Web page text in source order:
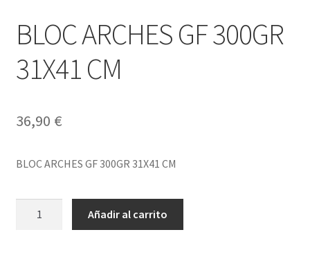
BLOC ARCHES GF 300GR
31X41 CM
36,90 €
BLOC ARCHES GF 300GR 31X41 CM
Añadir al carrito